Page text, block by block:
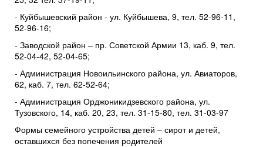
- Куйбышевский район - ул. Куйбышева, 9, тел. 52-96-11,
52-96-16;
- Заводской район – пр. Советской Армии 13, каб. 9, тел.
52-04-42, 52-04-65;
- Администрация Новоильинского района, ул. Авиаторов,
62, каб. 7, тел. 62-52-64;
- Администрация Орджоникидзевского района, ул.
Тузовского, 14, каб. 20, 23, тел. 31-15-80, тел. 31-03-97
Формы семейного устройства детей – сирот и детей,
оставшихся без попечения родителей